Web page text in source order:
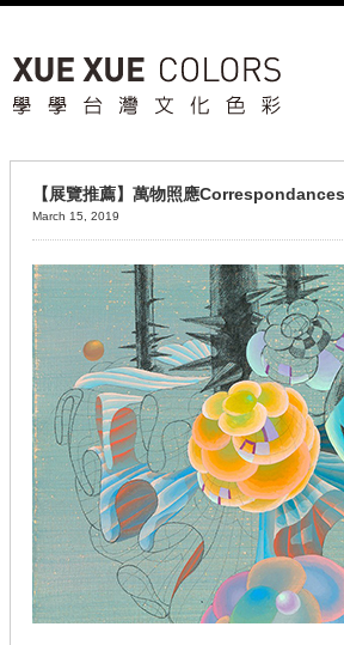
【展覽推薦】萬物照應
March 15, 2019